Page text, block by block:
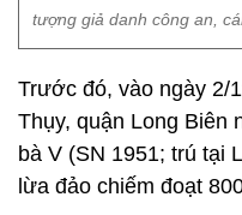
tượng giả danh công an,
Trước đó, vào ngày 2/
Thụy, quận Long Biên
bà V (SN 1951; trú tại
lừa đảo chiếm đoạt